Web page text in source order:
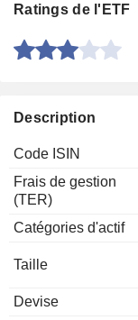
Ratings de l'ETF
Description
Code ISIN
Frais de gestion
(TER)
Catégories d'actif
Taille
Devise